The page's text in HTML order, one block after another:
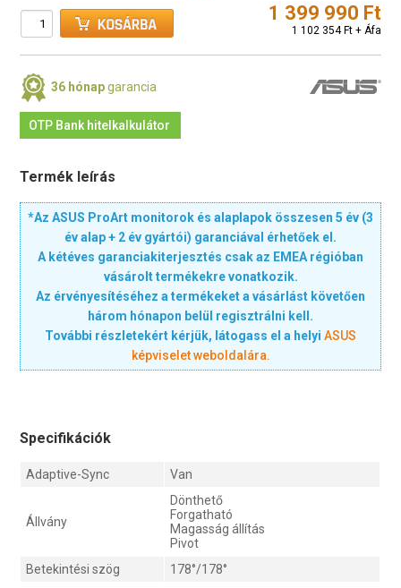
1 399 990 Ft
1 102 354 Ft + Áfa
36 hónapgarancia
OTP Bank hitelkalkulátor
Termék leírás
*Az ASUS ProArt monitorok és alaplapok összesen 5 év (3
év alap + 2 év gyártói) garanciával érhetőek el.
A kétéves garanciakiterjesztés csak az EMEA régióban
vásárolt termékekre vonatkozik.
Az érvényesítéséhez a termékeket a vásárlást követően
három hónapon belül regisztrálni kell.
További részletekért kérjük, látogass el a helyi ASUS
képviselet weboldalára.
Specifikációk
Adaptive-Sync Van
Állvány
Dönthető
Forgatható
Magasság állítás
Pivot
Betekintési szög
178°/178°